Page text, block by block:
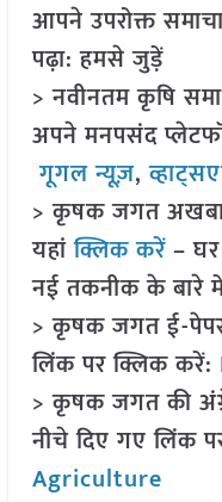
आपने उपरोक्त
पढ़ा: हमसे जुड़ें
> नवीनतम कृषि
अपने मनपसंद
गूगल न्यूज़,
> कृषक जगत
यहांक्लिक करें– घर
नई तकनीक के बारे
> कृषक जगत ई-
लिंक पर क्लिक करें:
> कृषक जगत की
नीचे दिए गए लिंक
Agriculture